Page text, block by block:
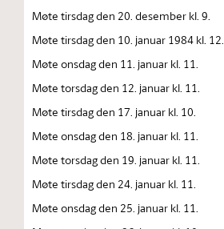
Møte tirsdag den 20. desember kl. 9.
Møte tirsdag den 10. januar 1984 kl. 12.
Møte onsdag den 11. januar kl. 11.
Møte torsdag den 12. januar kl. 11.
Møte tirsdag den 17. januar kl. 10.
Møte onsdag den 18. januar kl. 11.
Møte torsdag den 19. januar kl. 11.
Møte tirsdag den 24. januar kl. 11.
Møte onsdag den 25. januar kl. 11.